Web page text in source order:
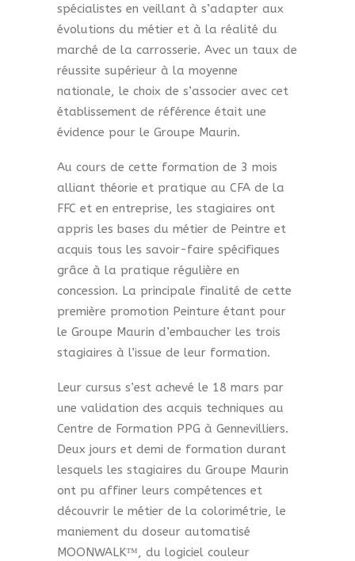
spécialistes en veillant à s’adapter aux
évolutions du métier et à la réalité du
marché de la carrosserie. Avec un taux de
réussite supérieur à la moyenne
nationale, le choix de s’associer avec cet
établissement de référence était une
évidence pour le Groupe Maurin.
Au cours de cette formation de 3 mois
alliant théorie et pratique au CFA de la
FFC et en entreprise, les stagiaires ont
appris les bases du métier de Peintre et
acquis tous les savoir-faire spécifiques
grâce à la pratique régulière en
concession. La principale finalité de cette
première promotion Peinture étant pour
le Groupe Maurin d’embaucher les trois
stagiaires à l’issue de leur formation.
Leur cursus s’est achevé le 18 mars par
une validation des acquis techniques au
Centre de Formation PPG à Gennevilliers.
Deux jours et demi de formation durant
lesquels les stagiaires du Groupe Maurin
ont pu affiner leurs compétences et
découvrir le métier de la colorimétrie, le
maniement du doseur automatisé
MOONWALK™, du logiciel couleur